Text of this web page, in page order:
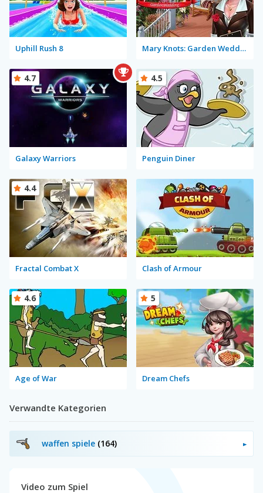
Uphill Rush 8 Mary Knots: Garden Wedding
Galaxy Warriors
4.7
Penguin Diner
4.5
Fractal Combat X
4.4
Clash of Armour
Age of War
4.6
Dream Chefs
5
Verwandte Kategorien
waffen spiele (164)
Video zum Spiel